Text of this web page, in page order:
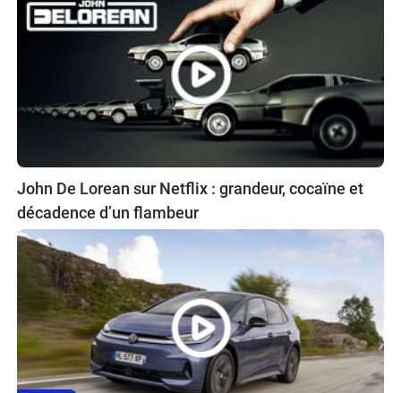
John De Lorean sur Netflix : grandeur, cocaïne et
décadence d’un flambeur